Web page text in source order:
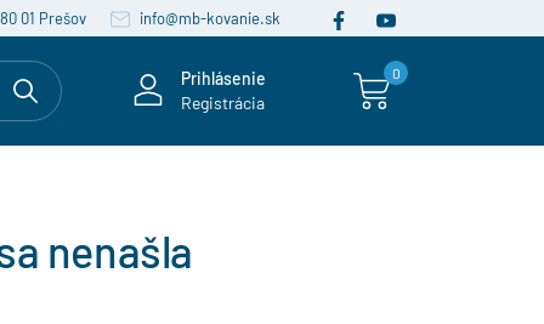
01 Prešov info@mb-kovanie.sk
Prihlásenie
Registrácia
0
nenašla